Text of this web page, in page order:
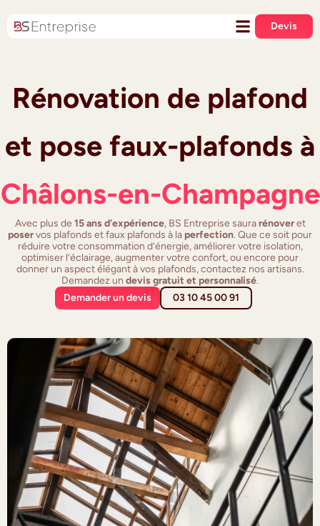
Devis
Rénovation de plafond
et pose faux-plafonds à
Châlons-en-Champagne
Avec plus de 15 ans d’expérience, BS Entreprise saurarénoveret
poservos plafonds et faux plafonds à la perfection. Que ce soit pour
réduire votre consommation d’énergie, améliorer votre isolation,
optimiser l’éclairage, augmenter votre confort, ou encore pour
donner un aspect élégant à vos plafonds, contactez nos artisans.
Demandez un devis gratuit et personnalisé.
Demander un devis
03 10 45 00 91